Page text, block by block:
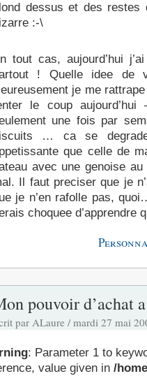
dessus et des
:-\
tout cas, aujourd’hui
! Quelle idee de
je me
le coup
une fois par
… ca se
que celle de
avec une genoise
Il faut preciser que je
je n’en rafolle pas,
choquee d’apprendre
pouvoir d’achat
par ALaure / mardi 27 mai
: Parameter 1 to
value given in /